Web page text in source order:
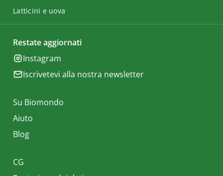
Latticini e uova
Restate aggiornati
Instagram
Iscrivetevi alla nostra newsletter
Su Biomondo
Aiuto
Blog
CG